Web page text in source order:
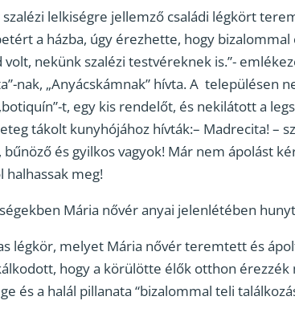
lelkiségre jellemző családi légkört
a házba, úgy érezhette, hogy
volt, nekünk szalézi testvéreknek is.”-
nak, „Anyácskámnak” hívta. A településen
t, egy kis rendelőt, és nekilátott a
tákolt kunyhójához hívták:– Madrecita! –
és gyilkos vagyok! Már nem ápolást
halhassak meg!
Mária nővér anyai jelenlétében
légkör, melyet Mária nővér teremtett és
hogy a körülötte élők otthon érezzék
és a halál pillanata “bizalommal teli